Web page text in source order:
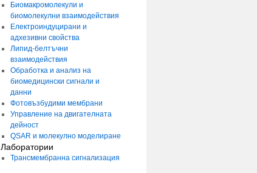
Биомакромолекули и
биомолекулни взаимодействия
Електроиндуцирани и
адхезивни свойства
Липид-белтъчни
взаимодействия
Обработка и анализ на
биомедицински сигнали и
данни
Фотовъзбудими мембрани
Управление на двигателната
дейност
QSAR и молекулно моделиране
Лаборатории
Трансмембранна сигнализация